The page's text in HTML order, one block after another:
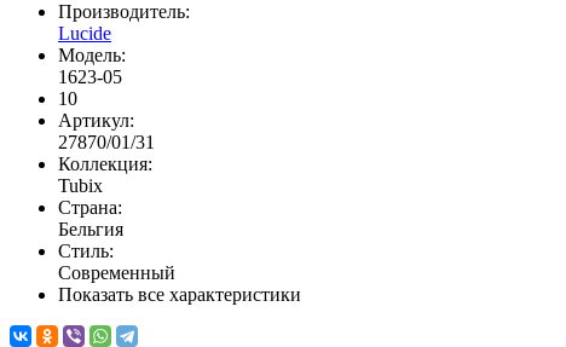
Производитель:
Lucide
Модель:
1623-05
10
Артикул:
27870/01/31
Коллекция:
Tubix
Страна:
Бельгия
Стиль:
Современный
Показать все характеристики